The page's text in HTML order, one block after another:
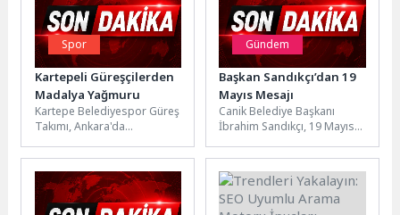
Spor
Kartepeli Güreşçilerden
Madalya Yağmuru
Kartepe Belediyespor Güreş
Takımı, Ankara'da
Türkiye Şampiyonası'nda
elde ettiği derecelerle ilçeye
büyük...
Gündem
Başkan Sandıkçı’dan 19
Mayıs Mesajı
Canik Belediye Başkanı
İbrahim Sandıkçı, 19 Mayıs
Spor Bayramı dolayısıyla
mesaj...